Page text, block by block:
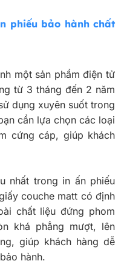
phiếu bảo hành chất
một sản phẩm điện tử
từ 3 tháng đến 2 năm
dụng xuyên suốt trong
cần lựa chọn các loại
cứng cáp, giúp khách
nhất trong in ấn phiếu
couche matt có định
chất liệu đứng phom
khá phẳng mượt, lên
giúp khách hàng dễ
hành.